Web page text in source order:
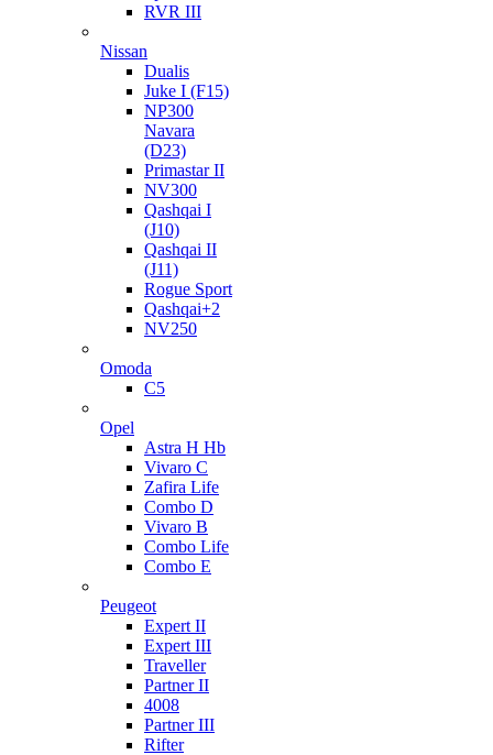
RVR III
Nissan
Dualis
Juke I (F15)
NP300
Navara
(D23)
Primastar II
NV300
Qashqai I
(J10)
Qashqai II
(J11)
Rogue Sport
Qashqai+2
NV250
Omoda
C5
Opel
Astra H Hb
Vivaro C
Zafira Life
Combo D
Vivaro B
Combo Life
Combo E
Peugeot
Expert II
Expert III
Traveller
Partner II
4008
Partner III
Rifter